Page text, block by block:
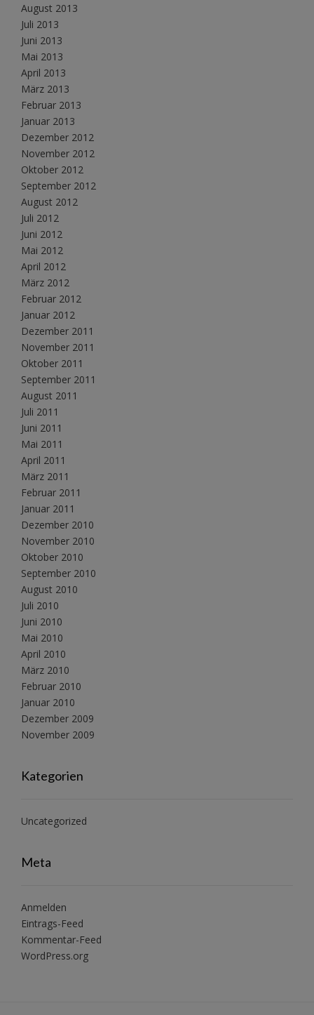
August 2013
Juli 2013
Juni 2013
Mai 2013
April 2013
März 2013
Februar 2013
Januar 2013
Dezember 2012
November 2012
Oktober 2012
September 2012
August 2012
Juli 2012
Juni 2012
Mai 2012
April 2012
März 2012
Februar 2012
Januar 2012
Dezember 2011
November 2011
Oktober 2011
September 2011
August 2011
Juli 2011
Juni 2011
Mai 2011
April 2011
März 2011
Februar 2011
Januar 2011
Dezember 2010
November 2010
Oktober 2010
September 2010
August 2010
Juli 2010
Juni 2010
Mai 2010
April 2010
März 2010
Februar 2010
Januar 2010
Dezember 2009
November 2009
Kategorien
Uncategorized
Meta
Anmelden
Eintrags-Feed
Kommentar-Feed
WordPress.org